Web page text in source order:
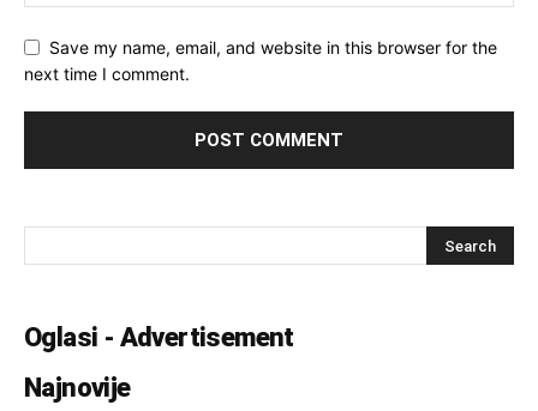
Save my name, email, and website in this browser for the
next time I comment.
Oglasi - Advertisement
Najnovije